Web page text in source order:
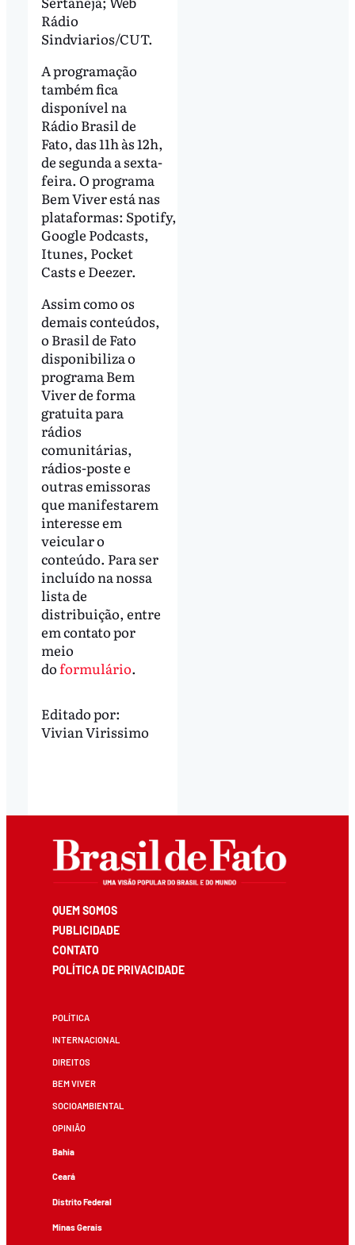
Rádio
Sindviarios/CUT.
A programação
também fica
disponível na
Rádio Brasil de
Fato, das 11h às 12h,
de segunda a sexta-
feira. O programa
Bem Viver está nas
plataformas: Spotify,
Google Podcasts,
Itunes, Pocket
Casts e Deezer.
Assim como os
demais conteúdos,
o Brasil de Fato
disponibiliza o
programa Bem
Viver de forma
gratuita para
rádios
comunitárias,
rádios-poste e
outras emissoras
que manifestarem
interesse em
veicular o
conteúdo. Para ser
incluído na nossa
lista de
distribuição, entre
em contato por
meio
doformulário.
Editado por:
Vivian Virissimo
QUEM SOMOS
PUBLICIDADE
CONTATO
POLÍTICA DE PRIVACIDADE
POLÍTICA
INTERNACIONAL
DIREITOS
BEM VIVER
SOCIOAMBIENTAL
OPINIÃO
Bahia
Ceará
Distrito Federal
Minas Gerais